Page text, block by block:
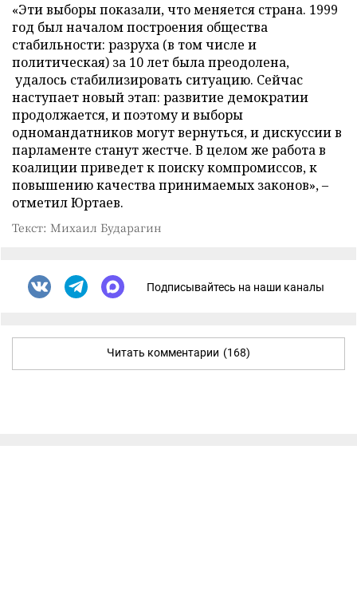
«Эти выборы показали, что меняется страна. 1999
год был началом построения общества
стабильности: разруха (в том числе и
политическая) за 10 лет была преодолена,
удалось стабилизировать ситуацию. Сейчас
наступает новый этап: развитие демократии
продолжается, и поэтому и выборы
одномандатников могут вернуться, и дискуссии в
парламенте станут жестче. В целом же работа в
коалиции приведет к поиску компромиссов, к
повышению качества принимаемых законов», –
отметил Юртаев.
Текст: Михаил Бударагин
Подписывайтесь на наши каналы
Читать комментарии (168)